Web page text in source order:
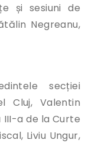
și sesiuni de
Negreanu,
secției
Cluj, Valentin
a de la Curte
Liviu Ungur,